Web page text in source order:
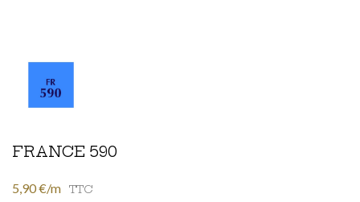
FRANCE 590
5,90 €/m TTC